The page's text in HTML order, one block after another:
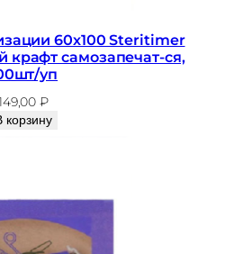
60х100 Steritimer
самозапечат-ся,
уп
₽
корзину